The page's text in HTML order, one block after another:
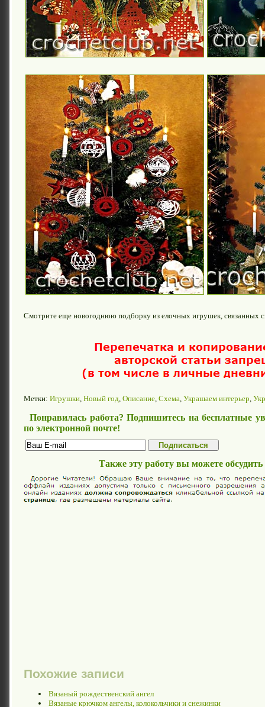
Смотрите еще новогоднюю подборку из елочных игрушек, связанных
Метки: Игрушки Новый год Описание Схема Украшаем интерьер
Понравилась работа? Подпишитесь на бесплатные
по электронной почте!
Также эту работу вы можете
Похожие записи
Вязаный рождественский ангел
Вязаные крючком ангелы, колокольчики и снежинки